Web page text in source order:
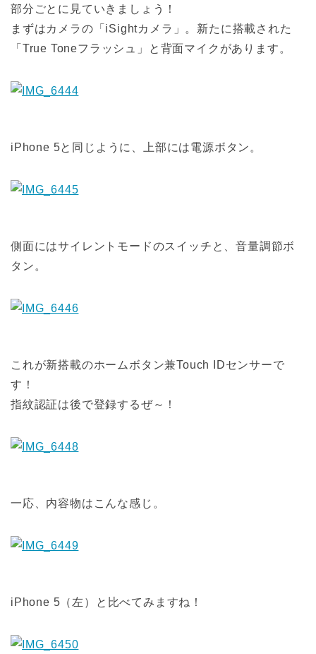
部分ごとに見ていきましょう！
まずはカメラの「iSightカメラ」。新たに搭載された
「True Toneフラッシュ」と背面マイクがあります。
iPhone 5と同じように、上部には電源ボタン。
側面にはサイレントモードのスイッチと、音量調節ボ
タン。
これが新搭載のホームボタン兼Touch IDセンサーで
す！
指紋認証は後で登録するぜ～！
一応、内容物はこんな感じ。
iPhone 5（左）と比べてみますね！